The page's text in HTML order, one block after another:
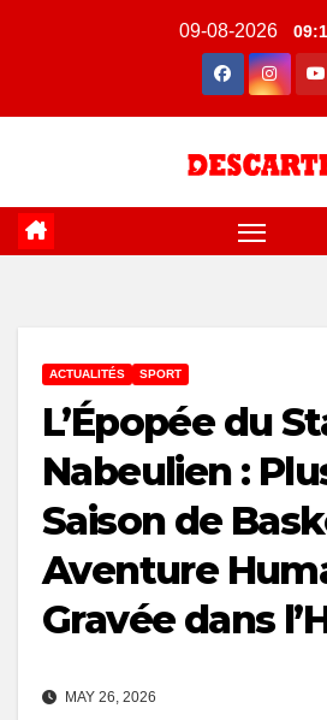
09-08-2026
ACTUALITÉS SPORT
L’Épopée du
Nabeulien :
Saison de
Aventure
Gravée dans
MAY 26, 2026